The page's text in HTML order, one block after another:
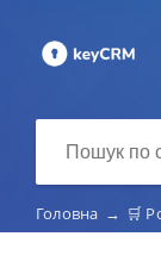
Головна → 🛒